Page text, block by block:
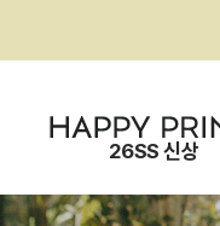
26SS 신상